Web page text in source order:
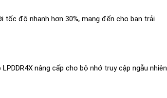
tốc độ nhanh hơn 30%, mang đến cho bạn trải
nâng cấp cho bộ nhớ truy cập ngẫu nhiên